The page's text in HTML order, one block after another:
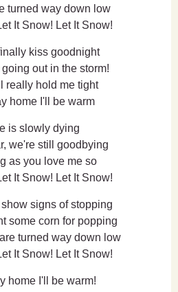
turned way down low
It Snow! Let It Snow!
kiss goodnight
out in the storm!
really hold me tight
home I'll be warm
is slowly dying
we're still goodbying
as you love me so
It Snow! Let It Snow!
signs of stopping
some corn for popping
turned way down low
It Snow! Let It Snow!
home I'll be warm!